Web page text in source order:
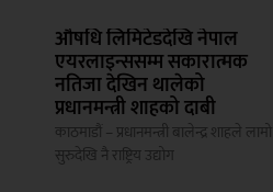
औषधि लिमिटेडदेखि नेपाल
एयरलाइन्ससम्म सकारात्मक
नतिजा देखिन थालेको
प्रधानमन्त्री शाहको दाबी
काठमाडौं – प्रधानमन्त्री बालेन्द्र शाहले लामो
सुरुदेखि नै राष्ट्रिय उद्योग